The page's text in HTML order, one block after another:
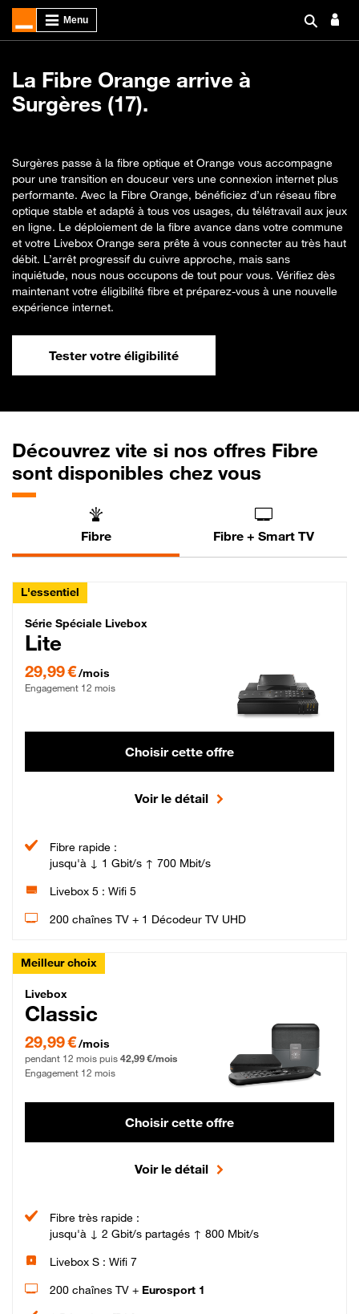
La Fibre Orange arrive à
Surgères (17).
Surgères passe à la fibre optique et Orange vous accompagne
pour une transition en douceur vers une connexion internet plus
performante. Avec la Fibre Orange, bénéficiez d’un réseau fibre
optique stable et adapté à tous vos usages, du télétravail aux jeux
en ligne. Le déploiement de la fibre avance dans votre commune
et votre Livebox Orange sera prête à vous connecter au très haut
débit. L’arrêt progressif du cuivre approche, mais sans
inquiétude, nous nous occupons de tout pour vous. Vérifiez dès
maintenant votre éligibilité fibre et préparez-vous à une nouvelle
expérience internet.
Tester votre éligibilité
Découvrez vite si nos offres Fibre
sont disponibles chez vous
Fibre Fibre + Smart TV
L'essentiel
Série Spéciale Livebox Lite Fibre
Série Spéciale Livebox
Lite
29,99 €/mois
Engagement 12 mois
Choisir cette offre
Voir le détail
Fibre rapide :
jusqu'à ↓ 1 Gbit/s ↑ 700 Mbit/s
Livebox 5 : Wifi 5
200 chaînes TV + 1 Décodeur TV UHD
Meilleur choix
Livebox Classic Fibre
Livebox
Classic
29,99 € par mois pendant 12 mois puis 42,99 € par mois, Engagement 12 mois
29,99 €/mois
pendant 12 mois puis 42,99 €/mois
Engagement 12 mois
Choisir cette offre
Voir le détail
Fibre très rapide :
jusqu'à ↓ 2 Gbit/s partagés ↑ 800 Mbit/s
Livebox S : Wifi 7
200 chaînes TV + Eurosport 1